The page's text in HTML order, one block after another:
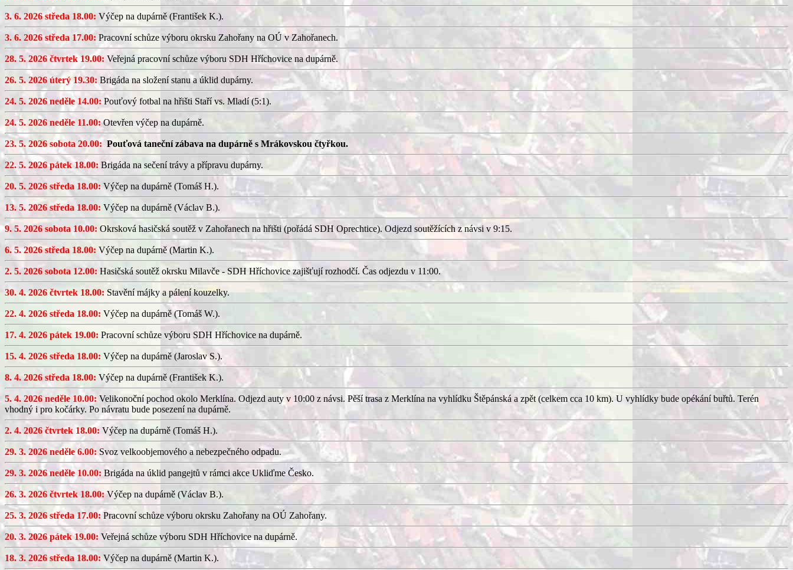
3. 6. 2026 středa 18.00: Výčep na dupárně (František K.).
3. 6. 2026 středa 17.00: Pracovní schůze výboru okrsku Zahořany na OÚ v Zahořanech.
28. 5. 2026 čtvrtek 19.00: Veřejná pracovní schůze výboru SDH Hříchovice na dupárně.
26. 5. 2026 úterý 19.30: Brigáda na složení stanu a úklid dupárny.
24. 5. 2026 neděle 14.00: Pouťový fotbal na hřišti Staří vs. Mladí (5:1).
24. 5. 2026 neděle 11.00:Otevřen výčep na dupárně.
23. 5. 2026 sobota 20.00: Pouťová taneční zábava na dupárně s Mrákovskou čtyřkou.
22. 5. 2026 pátek 18.00: Brigáda na sečení trávy a přípravu dupárny.
20. 5. 2026 středa 18.00: Výčep na dupárně (Tomáš H.).
13. 5. 2026 středa 18.00: Výčep na dupárně (Václav B.).
9. 5. 2026 sobota 10.00: Okrsková hasičská soutěž v Zahořanech na hřišti (pořádá SDH Oprechtice). Odjezd soutěžících z návsi v 9:15.
6. 5. 2026 středa 18.00: Výčep na dupárně (Martin K.).
2. 5. 2026 sobota 12.00: Hasičská soutěž okrsku Milavče - SDH Hříchovice zajišťují rozhodčí. Čas odjezdu v 11:00.
30. 4. 2026 čtvrtek 18.00: Stavění májky a pálení kouzelky.
22. 4. 2026 středa 18.00: Výčep na dupárně (Tomáš W.).
17. 4. 2026 pátek 19.00: Pracovní schůze výboru SDH Hříchovice na dupárně.
15. 4. 2026 středa 18.00: Výčep na dupárně (Jaroslav S.).
8. 4. 2026 středa 18.00: Výčep na dupárně (František K.).
5. 4. 2026 neděle 10.00: Velikonoční pochod okolo Merklína. Odjezd auty v 10:00 z návsi. Pěší trasa z Merklína na vyhlídku Štěpánská a zpět (celkem cca 10 km). U vyhlídky bude opékání buřtů. Terén
vhodný i pro kočárky. Po návratu bude posezení na dupárně.
2. 4. 2026 čtvrtek 18.00: Výčep na dupárně (Tomáš H.).
29. 3. 2026 neděle 6.00: Svoz velkoobjemového a nebezpečného odpadu.
29. 3. 2026 neděle 10.00: Brigáda na úklid pangejtů v rámci akce Ukliďme Česko.
26. 3. 2026 čtvrtek 18.00:Výčep na dupárně (Václav B.).
25. 3. 2026 středa 17.00: Pracovní schůze výboru okrsku Zahořany na OÚ Zahořany.
20. 3. 2026 pátek 19.00: Veřejná schůze výboru SDH Hříchovice na dupárně.
18. 3. 2026 středa 18.00: Výčep na dupárně (Martin K.).